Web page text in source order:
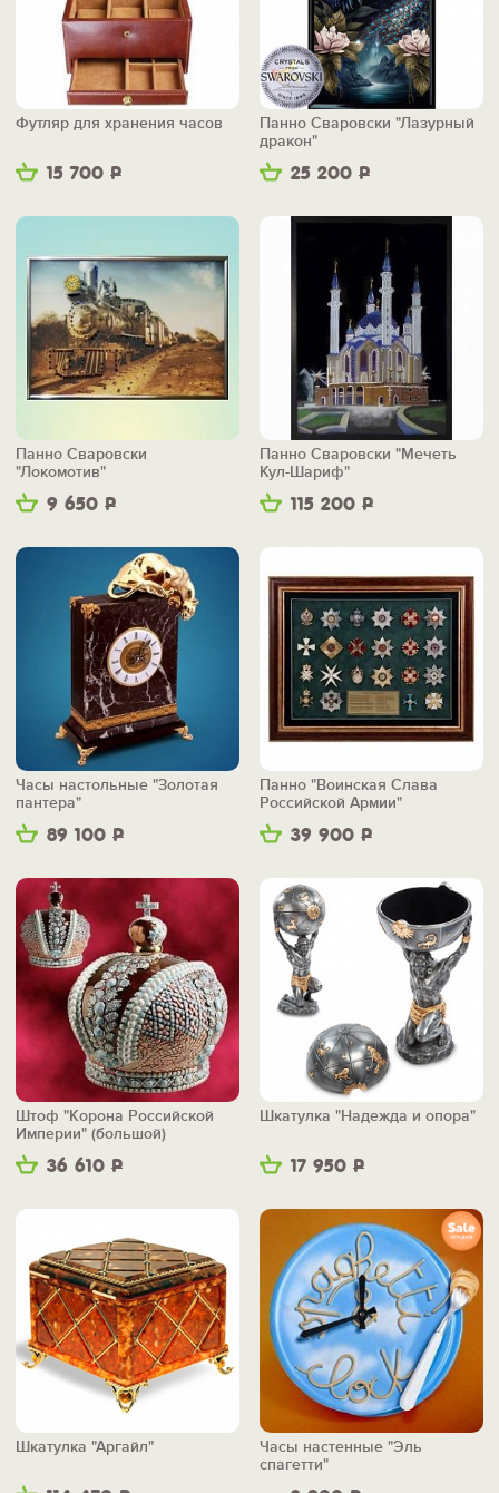
15 700 Р
Футляр для хранения часов
25 200 Р
Панно Сваровски "Лазурный
дракон"
9 650 Р
Панно Сваровски
"Локомотив"
115 200 Р
Панно Сваровски "Мечеть
Кул-Шариф"
89 100 Р
Часы настольные "Золотая
пантера"
39 900 Р
Панно "Воинская Слава
Российской Армии"
36 610 Р
Штоф "Корона Российской
Империи" (большой)
17 950 Р
Шкатулка "Надежда и опора"
Шкатулка "Аргайл"
Часы настенные "Эль
спагетти"